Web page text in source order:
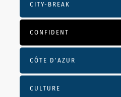
CITY-BREAK
CONFIDENT
CÔTE D’AZUR
CULTURE